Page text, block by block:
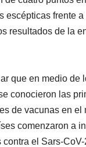
escépticas frente
resultados de la
que en medio de
conocieron las
de vacunas en el
comenzaron a
el Sars-CoV-